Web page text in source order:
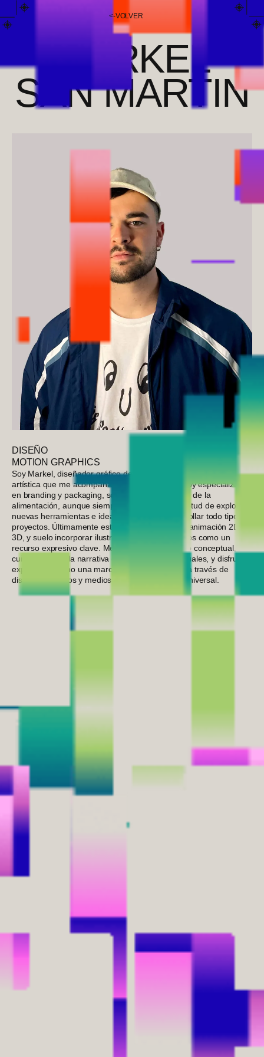
<-VOLVER
MARKEL
SAN MARTIN
DISEÑO
MOTION GRAPHICS
Soy Markel, diseñador gráfico de Vitoria-Gasteiz con una base
artística que me acompaña desde pequeño. Estoy especializado
en branding y packaging, sobre todo en el sector de la
alimentación, aunque siempre he tenido la inquietud de explorar
nuevas herramientas e ideas con las que desarrollar todo tipo de
proyectos. Últimamente estoy profundizando en animación 2D y
3D, y suelo incorporar ilustración en mis proyectos como un
recurso expresivo clave. Me gusta trabajar con lo conceptual,
cuidando tanto la narrativa como los detalles visuales, y disfruto
explorando cómo una marca puede expandirse a través de
distintos formatos y medios, desde lo local a lo universal.